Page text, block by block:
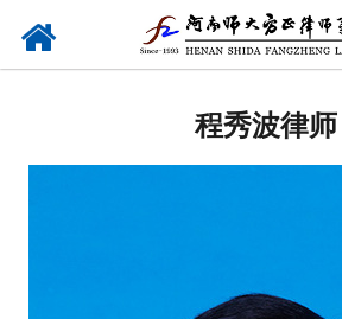
程秀波律师